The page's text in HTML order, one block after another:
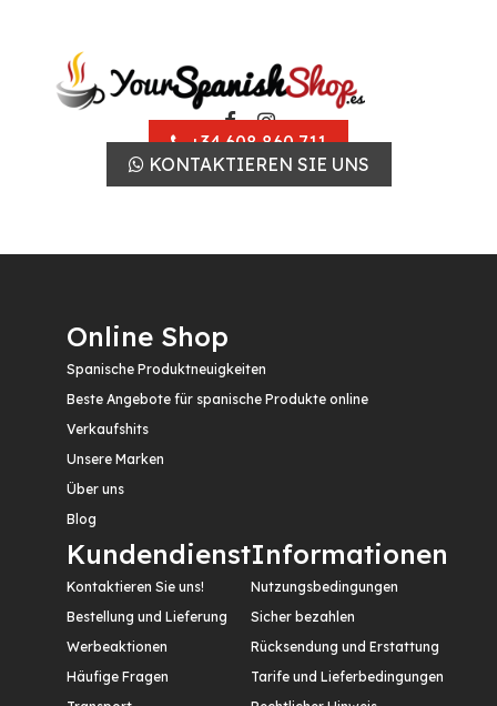
+34 608 860 711
KONTAKTIEREN SIE UNS
Online Shop
Spanische Produktneuigkeiten
Beste Angebote für spanische Produkte online
Verkaufshits
Unsere Marken
Über uns
Blog
Kundendienst
Kontaktieren Sie uns!
Bestellung und Lieferung
Werbeaktionen
Häufige Fragen
Informationen
Nutzungsbedingungen
Sicher bezahlen
Rücksendung und Erstattung
Tarife und Lieferbedingungen